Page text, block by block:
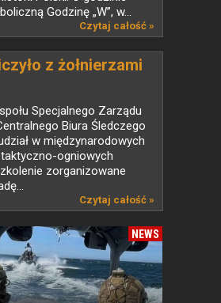
Godzinę „W”, w...
Czytaj całość »
z żołnierzami
Specjalnego Zarządu
Biura Śledczego
w międzynarodowych
ogniowych
zorganizowane
Czytaj całość »
NEWS